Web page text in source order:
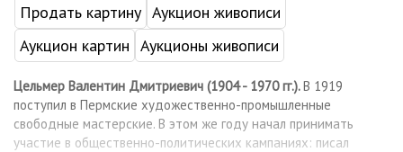
Продать картину Аукцион живописи
Аукцион картин Аукционы живописи
Цельмер Валентин Дмитриевич (1904 - 1970 гг.).В 1919
поступил в Пермские художественно-промышленные
свободные мастерские. В этом же году начал принимать
участие в общественно-политических кампаниях: писал